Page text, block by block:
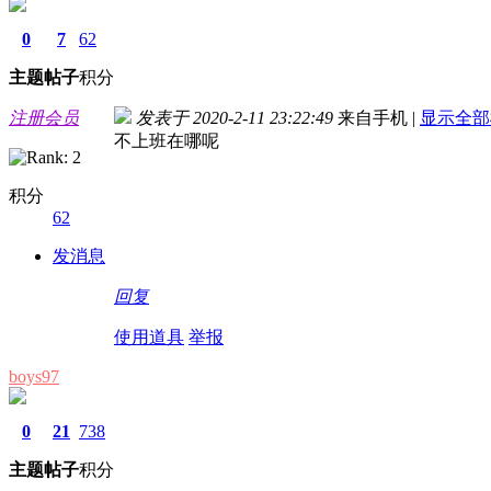
0
主题
7
帖子
62
积分
注册会员
积分
62
发消息
发表于 2020-2-11 23:22:49 来自手机 | 显示全
不上班在哪呢
回复
使用道具 举报
boys97
0
主题
21
帖子
738
积分